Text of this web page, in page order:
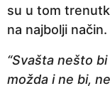
su u tom
na najbolji način.
“Svašta nešto
možda i ne bi,